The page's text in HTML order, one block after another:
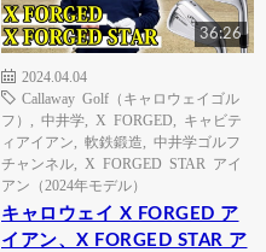
36:26
2024.04.04
Callaway Golf（キャロウェイゴル
フ）
中井学 X FORGED
キャビテ
ィアイアン
軟鉄鍛造
中井学ゴルフ
チャンネル
X FORGED STAR アイ
アン（2024年モデル）
キャロウェイ X FORGED ア
イアン、X FORGED STAR ア